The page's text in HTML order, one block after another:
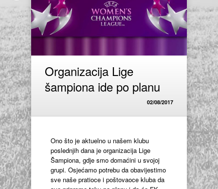
Organizacija Lige
šampiona ide po planu
02/08/2017
Ono što je aktuelno u našem klubu
poslednjih dana je organizacija Lige
Šampiona, gdje smo domaćini u svojoj
grupi. Osjećamo potrebu da obavijestimo
sve naše pratioce i poštovaoce kluba da